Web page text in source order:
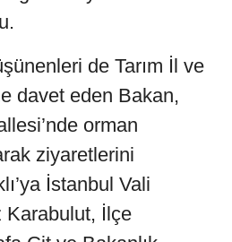
de Tarım İl ve
davet eden Bakan,
orman
ziyaretlerini
İstanbul Vali
Karabulut, İlçe